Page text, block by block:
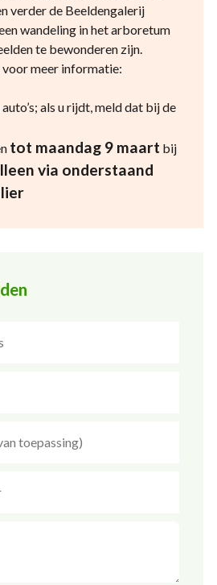
verder de Beeldengalerij
wandeling in het arboretum
te bewonderen zijn.
meer informatie:
als u rijdt, meld dat bij de
tot maandag 9 maart bij
via onderstaand